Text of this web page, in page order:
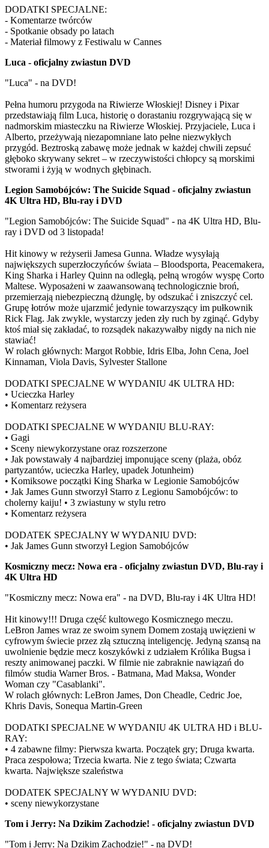
DODATKI SPECJALNE:
- Komentarze twórców
- Spotkanie obsady po latach
- Materiał filmowy z Festiwalu w Cannes
Luca - oficjalny zwiastun DVD
"Luca" - na DVD!
Pełna humoru przygoda na Riwierze Włoskiej! Disney i Pixar
przedstawiają film Luca, historię o dorastaniu rozgrywającą się w
nadmorskim miasteczku na Riwierze Włoskiej. Przyjaciele, Luca i
Alberto, przeżywają niezapomniane lato pełne niezwykłych
przygód. Beztroską zabawę może jednak w każdej chwili zepsuć
głęboko skrywany sekret – w rzeczywistości chłopcy są morskimi
stworami i żyją w wodnych głębinach.
Legion Samobójców: The Suicide Squad - oficjalny zwiastun
4K Ultra HD, Blu-ray i DVD
"Legion Samobójców: The Suicide Squad" - na 4K Ultra HD, Blu-
ray i DVD od 3 listopada!
Hit kinowy w reżyserii Jamesa Gunna. Władze wysyłają
największych superzłoczyńców świata – Bloodsporta, Peacemakera,
King Sharka i Harley Quinn na odległą, pełną wrogów wyspę Corto
Maltese. Wyposażeni w zaawansowaną technologicznie broń,
przemierzają niebezpieczną dżunglę, by odszukać i zniszczyć cel.
Grupę łotrów może ujarzmić jedynie towarzyszący im pułkownik
Rick Flag. Jak zwykle, wystarczy jeden zły ruch by zginąć. Gdyby
ktoś miał się zakładać, to rozsądek nakazywałby nigdy na nich nie
stawiać!
W rolach głównych: Margot Robbie, Idris Elba, John Cena, Joel
Kinnaman, Viola Davis, Sylvester Stallone
DODATKI SPECJALNE W WYDANIU 4K ULTRA HD:
• Ucieczka Harley
• Komentarz reżysera
DODATKI SPECJALNE W WYDANIU BLU-RAY:
• Gagi
• Sceny niewykorzystane oraz rozszerzone
• Jak powstawały 4 najbardziej imponujące sceny (plaża, obóz
partyzantów, ucieczka Harley, upadek Jotunheim)
• Komiksowe początki King Sharka w Legionie Samobójców
• Jak James Gunn stworzył Starro z Legionu Samobójców: to
cholerny kaiju! • 3 zwiastuny w stylu retro
• Komentarz reżysera
DODATEK SPECJALNY W WYDANIU DVD:
• Jak James Gunn stworzył Legion Samobójców
Kosmiczny mecz: Nowa era - oficjalny zwiastun DVD, Blu-ray i
4K Ultra HD
"Kosmiczny mecz: Nowa era" - na DVD, Blu-ray i 4K Ultra HD!
Hit kinowy!!! Druga część kultowego Kosmicznego meczu.
LeBron James wraz ze swoim synem Domem zostają uwięzieni w
cyfrowym świecie przez złą sztuczną inteligencję. Jedyną szansą na
uwolnienie będzie mecz koszykówki z udziałem Królika Bugsa i
reszty animowanej paczki. W filmie nie zabraknie nawiązań do
filmów studia Warner Bros. - Batmana, Mad Maksa, Wonder
Woman czy "Casablanki".
W rolach głównych: LeBron James, Don Cheadle, Cedric Joe,
Khris Davis, Sonequa Martin-Green
DODATKI SPECJALNE W WYDANIU 4K ULTRA HD i BLU-
RAY:
• 4 zabawne filmy: Pierwsza kwarta. Początek gry; Druga kwarta.
Praca zespołowa; Trzecia kwarta. Nie z tego świata; Czwarta
kwarta. Największe szaleństwa
DODATEK SPECJALNY W WYDANIU DVD:
• sceny niewykorzystane
Tom i Jerry: Na Dzikim Zachodzie! - oficjalny zwiastun DVD
"Tom i Jerry: Na Dzikim Zachodzie!" - na DVD!